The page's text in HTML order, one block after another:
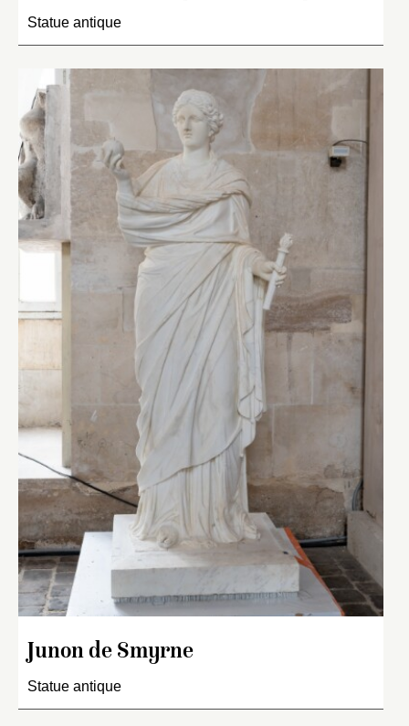
Statue antique
Junon de Smyrne
Statue antique